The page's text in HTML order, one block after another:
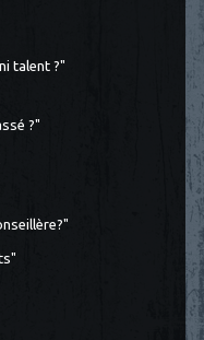
talent ?"
?"